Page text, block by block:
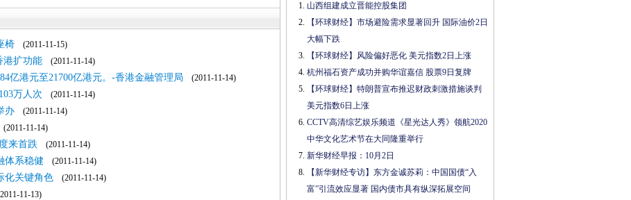
椅 (2011-11-15)
港扩功能 (2011-11-14)
亿港元至21700亿港元。-香港金融管理局 (2011-11-14)
万人次 (2011-11-14)
办 (2011-11-14)
(2011-11-14)
来首跌 (2011-11-14)
体系稳健 (2011-11-14)
化关键角色 (2011-11-14)
11-13)
山西组建成立晋能控股集团
【环球财经】市场避险需求显著回升 国际油价2日
大幅下跌
【环球财经】风险偏好恶化 美元指数2日上涨
杭州福石资产成功并购华谊嘉信 股票9日复牌
【环球财经】特朗普宣布推迟财政刺激措施谈判
美元指数6日上涨
CCTV高清综艺娱乐频道《星光达人秀》领航2020
中华文化艺术节在大同隆重举行
新华财经早报：10月2日
【新华财经专访】东方金诚苏莉：中国国债“入
富”引流效应显著 国内债市具有纵深拓展空间